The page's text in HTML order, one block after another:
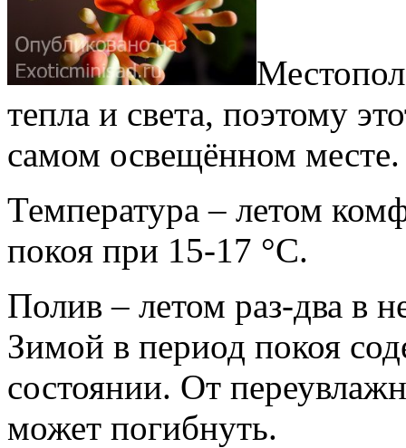
тепла и света, поэтому
самом освещённом месте.
Температура – летом
покоя при 15-17 °С.
Полив – летом раз-два в
Зимой в период покоя
состоянии. От
может погибнуть.